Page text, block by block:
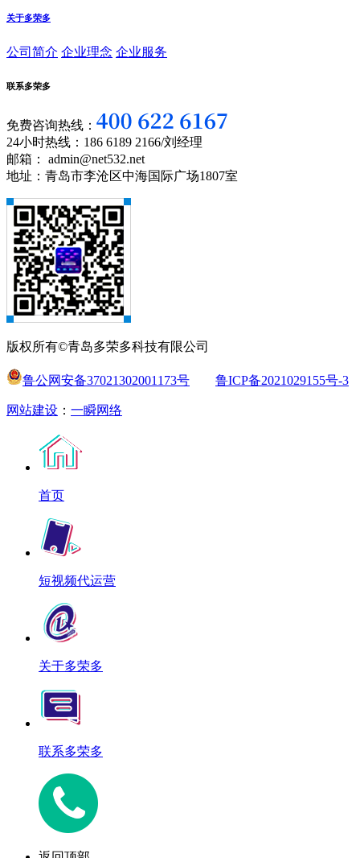
关于多荣多
公司简介 企业理念 企业服务
联系多荣多
免费咨询热线：
24小时热线：186 6189 2166/刘经理
邮箱： admin@net532.net
地址：青岛市李沧区中海国际广场1807室
版权所有©青岛多荣多科技有限公司
鲁公网安备37021302001173号 鲁ICP备2021029155号-3
网站建设 ： 一瞬网络
首页
短视频代运营
关于多荣多
联系多荣多